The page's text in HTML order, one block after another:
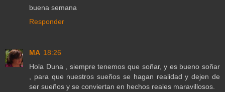
buena semana
Responder
MA 18:26
Hola Duna , siempre tenemos que soñar, y es bueno soñar
, para que nuestros sueños se hagan realidad y dejen de
ser sueños y se conviertan en hechos reales maravillosos.